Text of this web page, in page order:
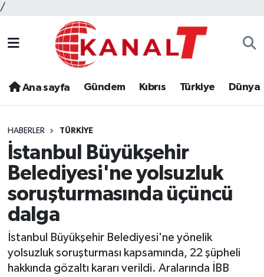
/
Ana sayfa Gündem Kıbrıs Türkiye Dünya
HABERLER TÜRKIYE
İstanbul Büyükşehir
Belediyesi'ne yolsuzluk
soruşturmasında üçüncü
dalga
İstanbul Büyükşehir Belediyesi'ne yönelik
yolsuzluk soruşturması kapsamında, 22 şüpheli
hakkında gözaltı kararı verildi. Aralarında İBB